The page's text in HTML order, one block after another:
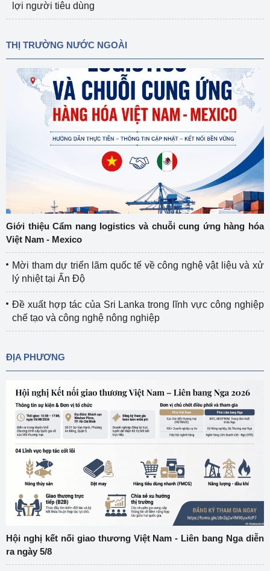
lợi người tiêu dùng
THỊ TRƯỜNG NƯỚC NGOÀI
Giới thiệu Cẩm nang logistics và chuỗi cung ứng hàng hóa
Việt Nam - Mexico
Mời tham dự triển lãm quốc tế về công nghệ vật liệu và xử
lý nhiệt tại Ấn Độ
Đề xuất hợp tác của Sri Lanka trong lĩnh vực công nghiệp
chế tạo và công nghệ nông nghiệp
ĐỊA PHƯƠNG
Hội nghị kết nối giao thương Việt Nam - Liên bang Nga diễn
ra ngày 5/8